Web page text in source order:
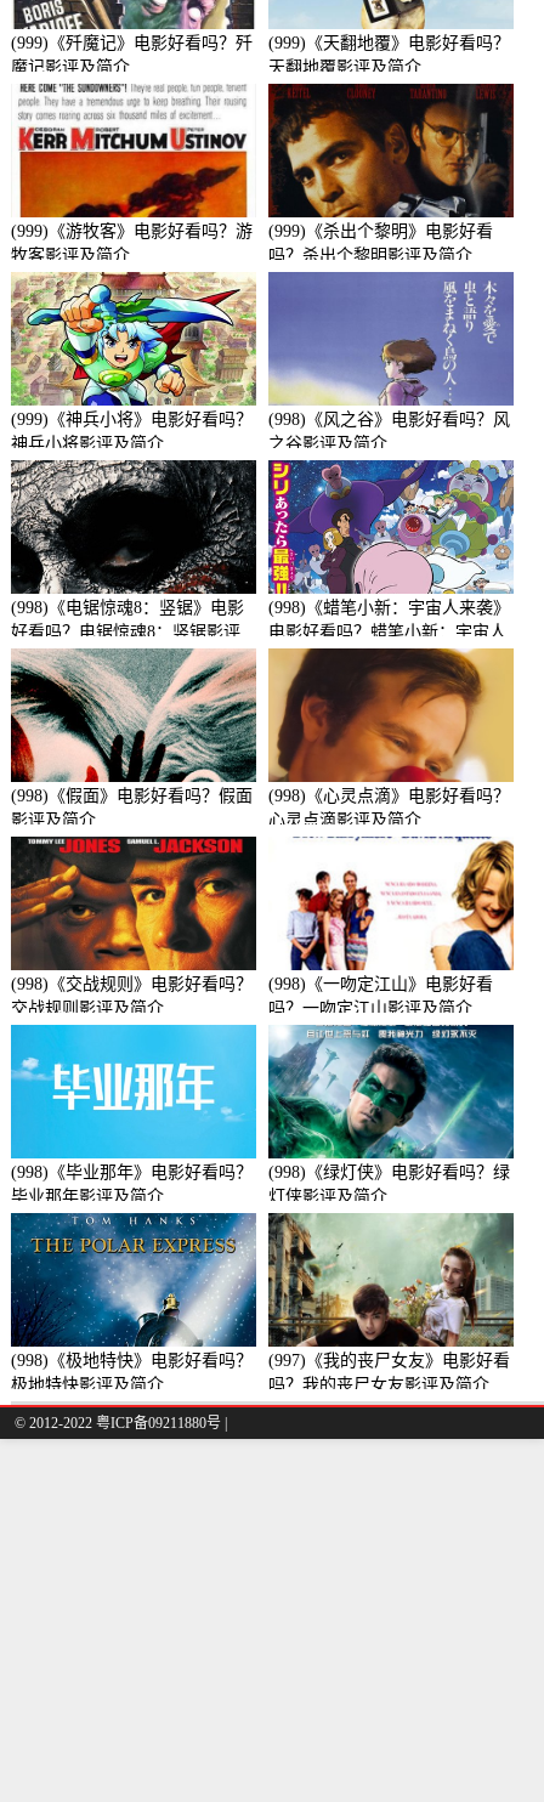
(999)《歼魔记》电影好看吗？歼
魔记影评及简介
(999)《天翻地覆》电影好看吗？
天翻地覆影评及简介
(999)《游牧客》电影好看吗？游
牧客影评及简介
(999)《杀出个黎明》电影好看
吗？杀出个黎明影评及简介
(999)《神兵小将》电影好看吗？
神兵小将影评及简介
(998)《风之谷》电影好看吗？风
之谷影评及简介
(998)《电锯惊魂8：竖锯》电影
好看吗？电锯惊魂8：竖锯影评
及简介
(998)《蜡笔小新：宇宙人来袭》
电影好看吗？蜡笔小新：宇宙人
来袭影评及简介
(998)《假面》电影好看吗？假面
影评及简介
(998)《心灵点滴》电影好看吗？
心灵点滴影评及简介
(998)《交战规则》电影好看吗？
交战规则影评及简介
(998)《一吻定江山》电影好看
吗？一吻定江山影评及简介
(998)《毕业那年》电影好看吗？
毕业那年影评及简介
(998)《绿灯侠》电影好看吗？绿
灯侠影评及简介
(998)《极地特快》电影好看吗？
极地特快影评及简介
(997)《我的丧尸女友》电影好看
吗？我的丧尸女友影评及简介
© 2012-2022 粤ICP备09211880号 |